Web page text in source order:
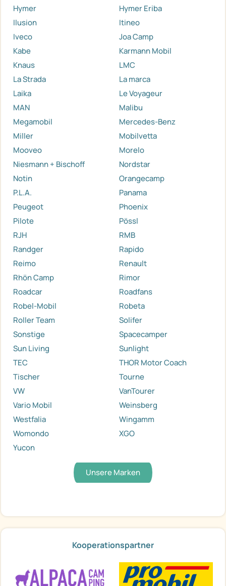
Hymer
Hymer Eriba
Ilusion
Itineo
Iveco
Joa Camp
Kabe
Karmann Mobil
Knaus
LMC
La Strada
La marca
Laika
Le Voyageur
MAN
Malibu
Megamobil
Mercedes-Benz
Miller
Mobilvetta
Mooveo
Morelo
Niesmann + Bischoff
Nordstar
Notin
Orangecamp
P.L.A.
Panama
Peugeot
Phoenix
Pilote
Pössl
RJH
RMB
Randger
Rapido
Reimo
Renault
Rhön Camp
Rimor
Roadcar
Roadfans
Robel-Mobil
Robeta
Roller Team
Solifer
Sonstige
Spacecamper
Sun Living
Sunlight
TEC
THOR Motor Coach
Tischer
Tourne
VW
VanTourer
Vario Mobil
Weinsberg
Westfalia
Wingamm
Womondo
XGO
Yucon
Unsere Marken
Kooperationspartner